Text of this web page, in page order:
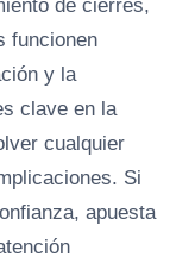
de cierres,
funcionen
y la
clave en la
cualquier
Si
apuesta